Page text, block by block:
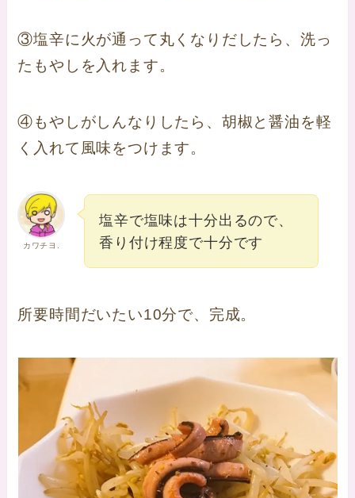
③塩辛に火が通って丸くなりだしたら、洗っ
たもやしを入れます。
④もやしがしんなりしたら、胡椒と醤油を軽
く入れて風味をつけます。
カワチヨ.
塩辛で塩味は十分出るので、
香り付け程度で十分です
所要時間だいたい10分で、完成。